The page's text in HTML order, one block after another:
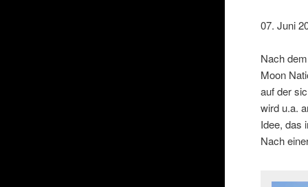
07. Juni
Nach
Moon
auf der
wird u.a.
Idee, das
Nach